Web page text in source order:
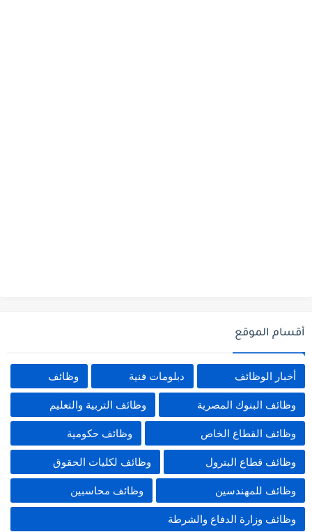
أقسام الموقع
أخبار الوظائف دبلومات فنية وظائف
وظائف البنوك المصرية وظائف التربية والتعليم
وظائف القطاع الخاص وظائف حكومية
وظائف قطاع البترول وظائف لكليات الحقوق
وظائف للمهندسين وظائف محاسبين
وظائف وزارة الدفاع والشرطة